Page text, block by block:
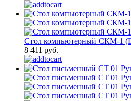
Стол компьютерный СКМ-1
8 411 руб.